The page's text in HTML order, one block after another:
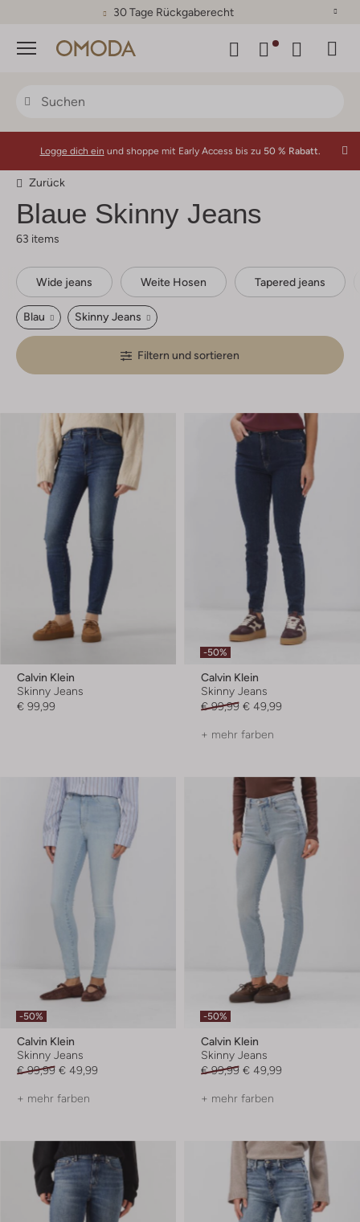
30 Tage Rückgaberecht
Menü
Logge dich ein und shoppe mit Early Access bis zu 50 % Rabatt.
Zurück
Blaue Skinny Jeans
63 items
Wide jeans Weite Hosen Tapered jeans
Blau Skinny Jeans
Filtern und sortieren
Calvin Klein
Skinny Jeans
€ 99,99
-50%
Calvin Klein
Skinny Jeans
€ 99,99 € 49,99
+ mehr farben
-50%
Calvin Klein
Skinny Jeans
€ 99,99 € 49,99
+ mehr farben
-50%
Calvin Klein
Skinny Jeans
€ 99,99 € 49,99
+ mehr farben